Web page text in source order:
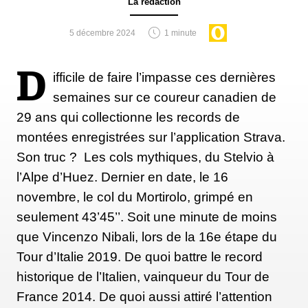
d’une course de trois semaines pour les femmes. Et
les débats au sein du peloton professionnel sur la
femmes ont été intenses. Certains coureurs soutenant
en effet que des événements plus courts produisaient
une action plus passionnante. Un argument étayé
par une étude de 2018 montrant que les femmes
roulent à des intensités plus élevées lors de leurs
épreuves plus courtes, contrairement aux hommes.
Soit. Mais rien ne prouve qu’une course plus longue
la rendrait moins passionnante. Le débat est donc
loin d’être clos, mais les coureurs professionnels
actuels reconnaissent que le Tour de France Femmes
est une étape importante permettant de réduire
l’écart d’attention médiatique entre les sexes dans le
5 décembre 2024 1 minute
D ifficile de faire l’impasse ces dernières
semaines sur ce coureur canadien de
29 ans qui collectionne les records de
montées enregistrées sur l’application Strava.
Son truc ? Les cols mythiques, du Stelvio à
l’Alpe d’Huez. Dernier en date, le 16
novembre, le col du Mortirolo, grimpé en
seulement 43’45’’. Soit une minute de moins
que Vincenzo Nibali, lors de la 16e étape du
Tour d’Italie 2019. De quoi battre le record
historique de l’Italien, vainqueur du Tour de
France 2014. De quoi aussi attiré l’attention